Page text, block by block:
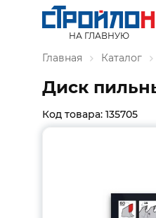
НА ГЛАВНУЮ
Главная Каталог
Диск
Код товара: 135705